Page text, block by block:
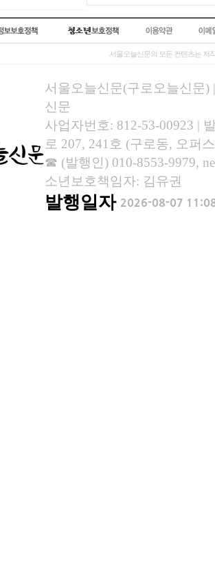
서울오늘신문의 모든 컨텐츠는 저
서울오늘신문(구로오늘신문)
신문
사업자번호: 812-53-00923 |
로 207, 241호 (구로동, 오퍼
☎ (발행인) 010-8553-9979,
소년보호책임자: 김유권
발행일자